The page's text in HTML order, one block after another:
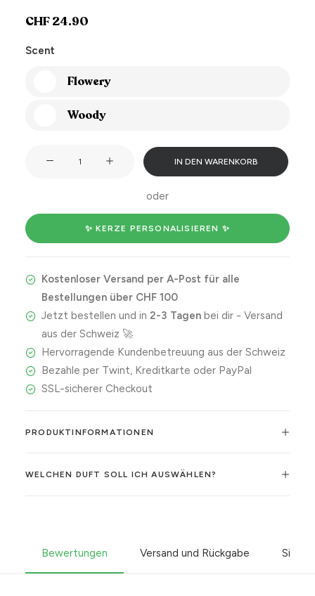
CHF24.90
Scent
Flowery
Woody
is
hot
IN DEN WARENKORB
oder
✨ KERZE PERSONALISIEREN ✨
Kostenloser Versand per A-Post für alle
Bestellungen über CHF 100
Jetzt bestellen und in 2-3 Tagenbei dir - Versand
aus der Schweiz 🚀
Hervorragende Kundenbetreuung aus der Schweiz
Bezahle per Twint, Kreditkarte oder PayPal
SSL-sicherer Checkout
PRODUKTINFORMATIONEN
WELCHEN DUFT SOLL ICH AUSWÄHLEN?
Bewertungen Versand und Rückgabe